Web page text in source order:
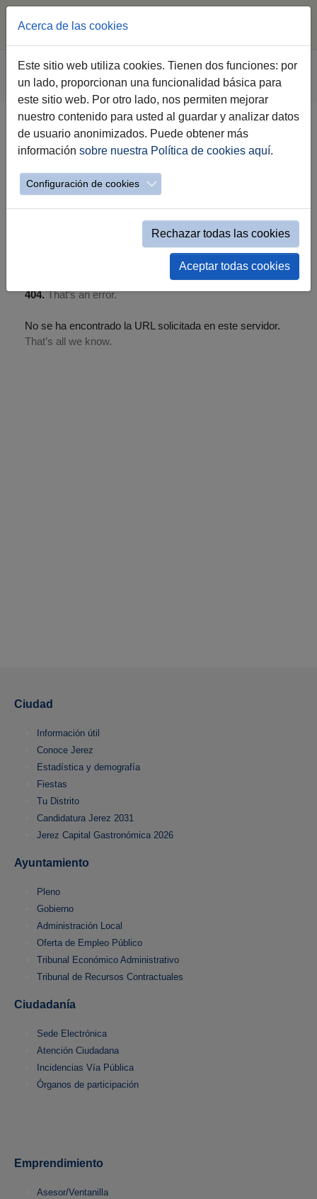
Saltar al contenido principal
Estás aquí:
Jerez.es Webs Municipales
Participación
Mapa de inversiones y obras públicas
Mapa de Inversiones y Obras
Ciudad
Información útil
Conoce Jerez
Estadística y demografía
Fiestas
Tu Distrito
Candidatura Jerez 2031
Jerez Capital Gastronómica 2026
Ayuntamiento
Pleno
Gobierno
Administración Local
Oferta de Empleo Público
Tribunal Económico Administrativo
Tribunal de Recursos Contractuales
Ciudadanía
Sede Electrónica
Atención Ciudadana
Incidencias Vía Pública
Órganos de participación
Emprendimiento
Asesor/Ventanilla
Acerca de las cookies
Este sitio web utiliza cookies. Tienen dos funciones: por
un lado, proporcionan una funcionalidad básica para
este sitio web. Por otro lado, nos permiten mejorar
nuestro contenido para usted al guardar y analizar datos
de usuario anonimizados. Puede obtener más
información sobre nuestra Política de cookies aquí.
Configuración de cookies
Rechazar todas las cookies
Aceptar todas cookies